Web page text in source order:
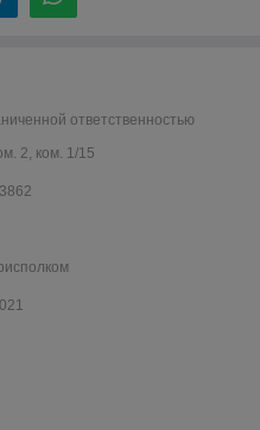
ответственностью
2, ком. 1/15